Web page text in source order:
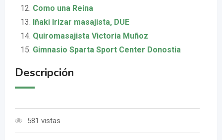
Como una Reina
Iñaki Irizar masajista, DUE
Quiromasajista Victoria Muñoz
Gimnasio Sparta Sport Center Donostia
Descripción
581 vistas